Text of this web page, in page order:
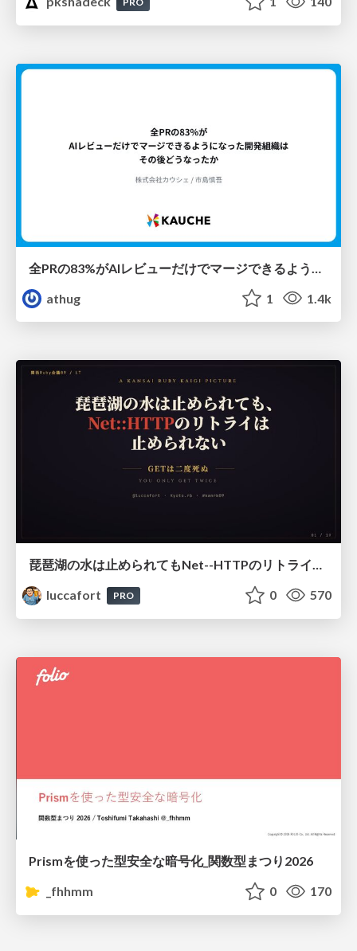
athug
1 1.4k
琵琶湖の水は止められてもNet--HTTPのリトライは止められない / You might be able to stop the water flow of Lake Biwa but you can't stop Net::HTTP retries
luccafort
PRO 0 570
Prismを使った型安全な暗号化_関数型まつり2026
_fhhmm
0 170